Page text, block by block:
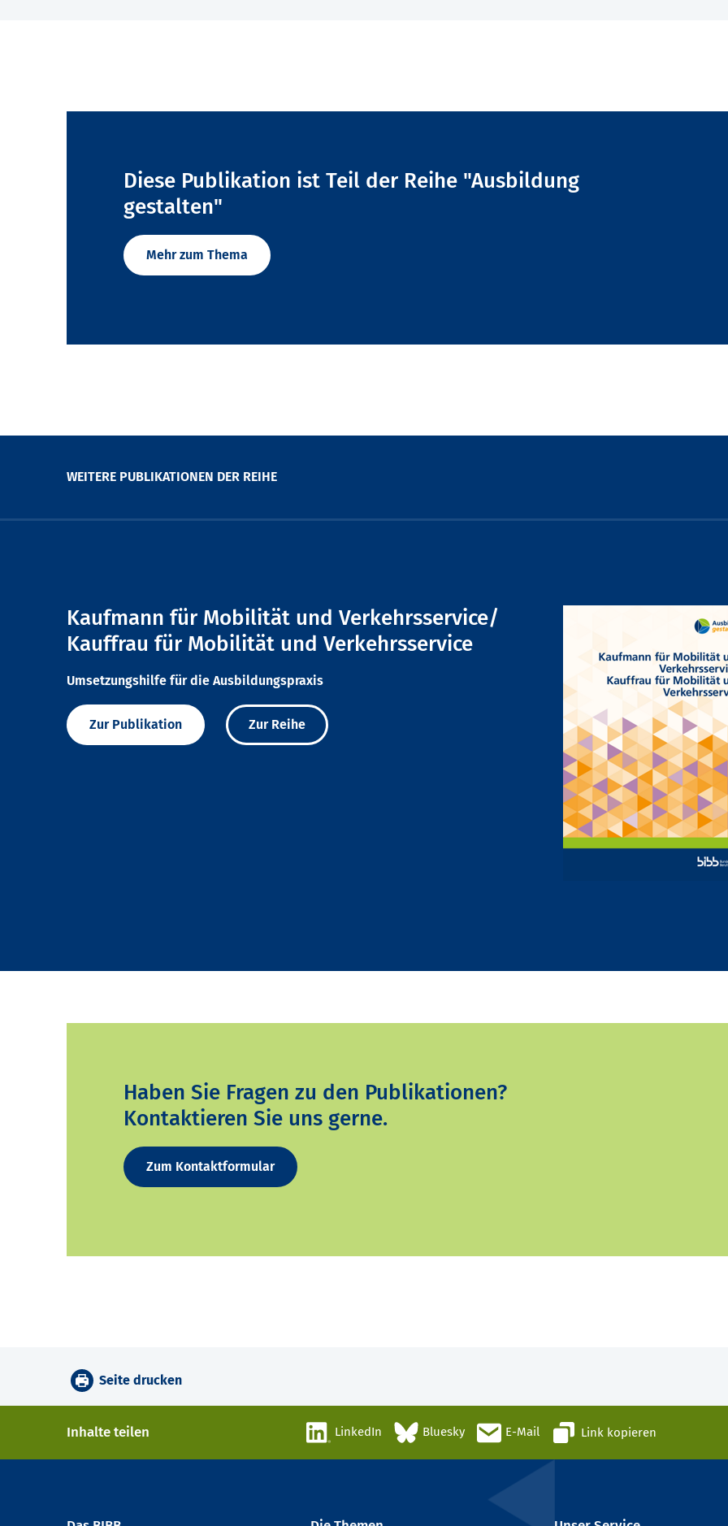
Diese Publikation ist Teil der Reihe "Ausbildung
gestalten"
Mehr zum Thema
WEITERE PUBLIKATIONEN DER REIHE
Kaufmann für Mobilität und Verkehrsservice/
Kauffrau für Mobilität und Verkehrsservice
Umsetzungshilfe für die Ausbildungspraxis
Zur Publikation Zur Reihe
Haben Sie Fragen zu den Publikationen?
Kontaktieren Sie uns gerne.
Zum Kontaktformular
Seite drucken
Inhalte teilen LinkedIn Bluesky E-Mail Link kopieren